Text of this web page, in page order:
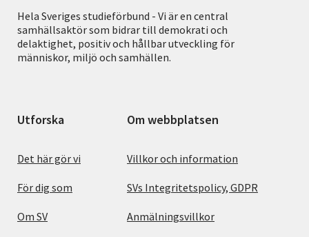
Hela Sveriges studieförbund - Vi är en central
samhällsaktör som bidrar till demokrati och
delaktighet, positiv och hållbar utveckling för
människor, miljö och samhällen.
Utforska
Det här gör vi
För dig som
Om SV
Om webbplatsen
Villkor och information
SVs Integritetspolicy, GDPR
Anmälningsvillkor